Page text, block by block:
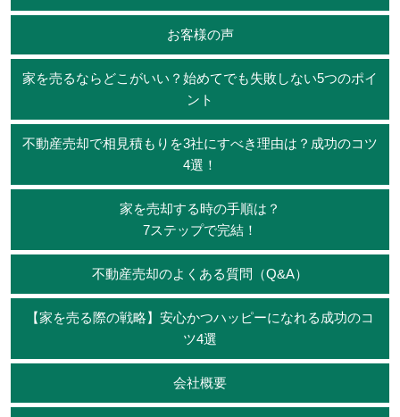
お客様の声
家を売るならどこがいい？始めてでも失敗しない5つのポイ
ント
不動産売却で相見積もりを3社にすべき理由は？成功のコツ
4選！
家を売却する時の手順は？
7ステップで完結！
不動産売却のよくある質問（Q&A）
【家を売る際の戦略】安心かつハッピーになれる成功のコ
ツ4選
会社概要